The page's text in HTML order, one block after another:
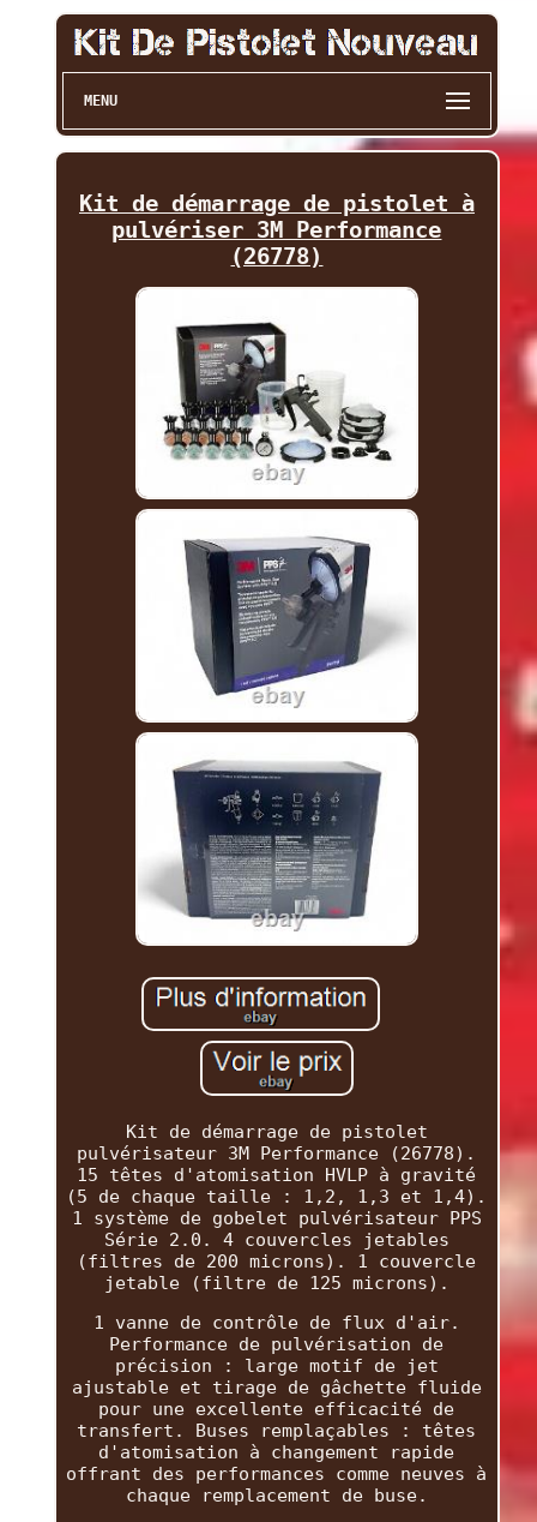
MENU
Kit de démarrage de pistolet à
pulvériser 3M Performance
(26778)
Kit de démarrage de pistolet
pulvérisateur 3M Performance (26778).
15 têtes d'atomisation HVLP à gravité
(5 de chaque taille : 1,2, 1,3 et 1,4).
1 système de gobelet pulvérisateur PPS
Série 2.0. 4 couvercles jetables
(filtres de 200 microns). 1 couvercle
jetable (filtre de 125 microns).
1 vanne de contrôle de flux d'air.
Performance de pulvérisation de
précision : large motif de jet
ajustable et tirage de gâchette fluide
pour une excellente efficacité de
transfert. Buses remplaçables : têtes
d'atomisation à changement rapide
offrant des performances comme neuves à
chaque remplacement de buse.